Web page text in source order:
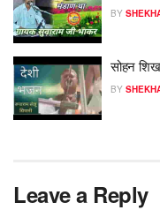
BY
सोहन
BY
Leave a Reply